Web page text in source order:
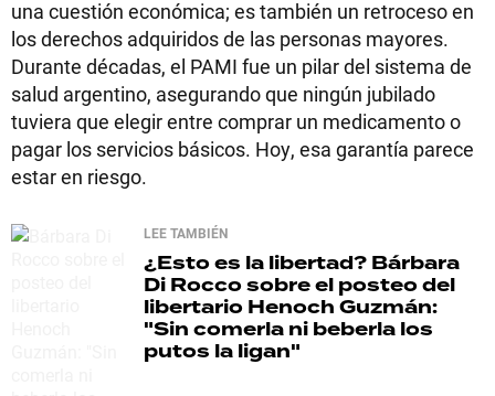
una cuestión económica; es también un retroceso en
los derechos adquiridos de las personas mayores.
Durante décadas, el PAMI fue un pilar del sistema de
salud argentino, asegurando que ningún jubilado
tuviera que elegir entre comprar un medicamento o
pagar los servicios básicos. Hoy, esa garantía parece
estar en riesgo.
LEE TAMBIÉN
¿Esto es la libertad? Bárbara
Di Rocco sobre el posteo del
libertario Henoch Guzmán:
"Sin comerla ni beberla los
putos la ligan"